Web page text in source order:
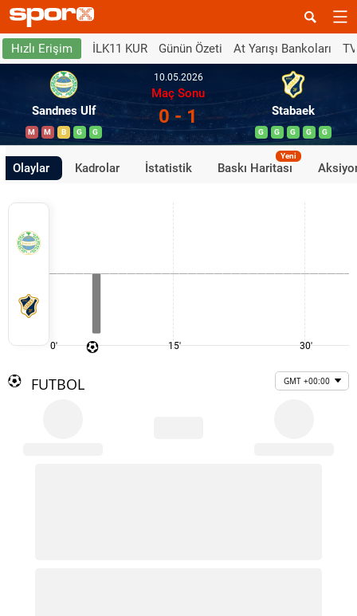
Hızlı Erişim İLK11 KUR Günün Özeti At Yarışı Bankoları
Sandnes Ulf
M M B G G
10.05.2026
Maç Sonu
0 - 1 Stabaek
G G G G G
Olaylar Kadrolar İstatistik Baskı Haritası
Yeni
0' 15' 30'
FUTBOL GMT +00:00